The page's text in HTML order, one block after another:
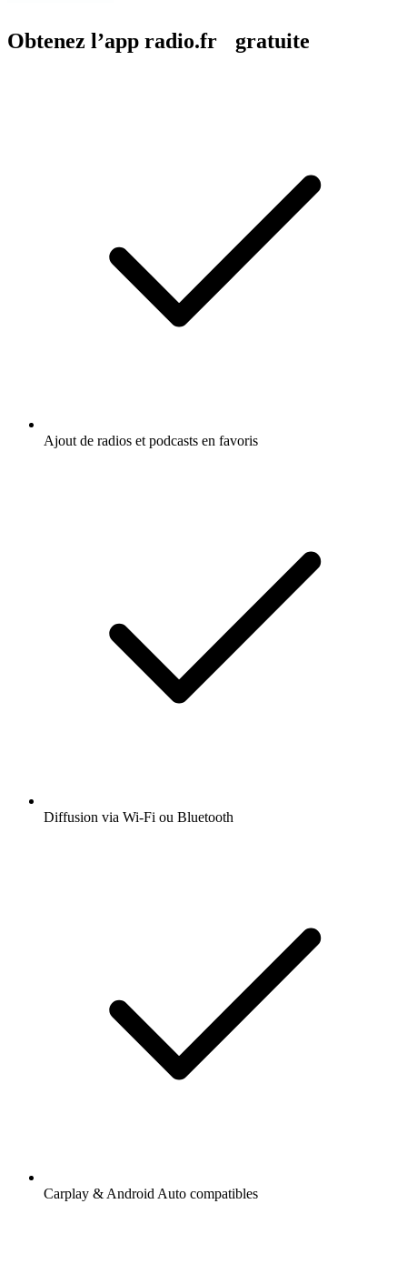
Obtenez l’app radio.fr gratuite
Ajout de radios et podcasts en favoris
Diffusion via Wi-Fi ou Bluetooth
Carplay & Android Auto compatibles